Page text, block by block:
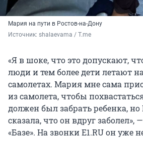
Мария на пути в Ростов-на-Дону
Источник: shalaevama / T.me
«Я в шоке, что это допускают,
люди и тем более дети летают
самолетах. Мария мне сама
из самолета, чтобы
должен был забрать ребенка,
сказала, что он вдруг заболел»,
«Базе». На звонки Е1.RU он уже